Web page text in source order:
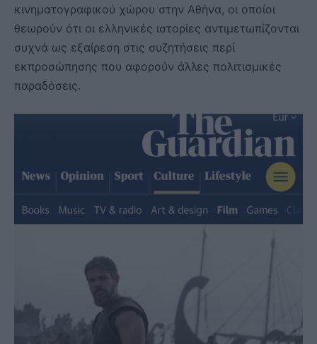
κινηματογραφικού χώρου στην Αθήνα, οι οποίοι
θεωρούν ότι οι ελληνικές ιστορίες αντιμετωπίζονται
συχνά ως εξαίρεση στις συζητήσεις περί
εκπροσώπησης που αφορούν άλλες πολιτισμικές
παραδόσεις.